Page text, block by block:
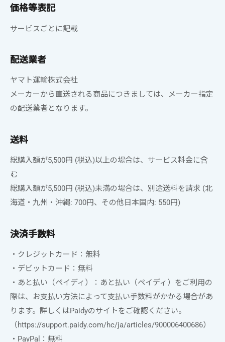
価格等表記
サービスごとに記載
配送業者
ヤマト運輸株式会社
メーカーから直送される商品につきましては、メーカー指定
の配送業者となります。
送料
総購入額が5,500円 (税込)以上の場合は、サービス料金に含
む
総購入額が5,500円 (税込)未満の場合は、別途送料を請求 (北
海道・九州・沖縄: 700円、その他日本国内: 550円)
決済手数料
・クレジットカード：無料
・デビットカード：無料
・ あと払い（ペイディ）：あと払い（ペイディ）をご利用の
際は、お支払い方法によって支払い手数料がかかる場合があ
ります。詳しくはPaidyのサイトをご確認ください。
（https://support.paidy.com/hc/ja/articles/900006400686）
・PayPal：無料